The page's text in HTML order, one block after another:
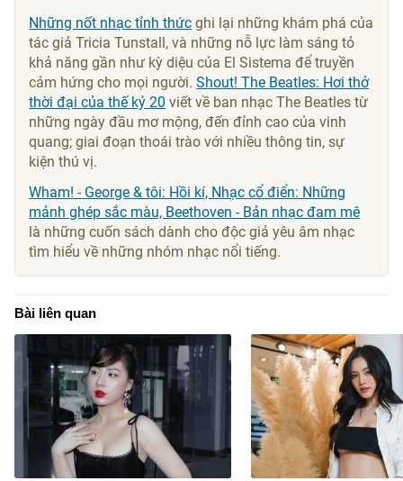
Những nốt nhạc tỉnh thức ghi lại những khám phá của
tác giả Tricia Tunstall, và những nỗ lực làm sáng tỏ
khả năng gần như kỳ diệu của El Sistema để truyền
cảm hứng cho mọi người.Shout! The Beatles: Hơi thở
thời đại của thế kỷ 20 viết về ban nhạc The Beatles từ
những ngày đầu mơ mộng, đến đỉnh cao của vinh
quang; giai đoạn thoái trào với nhiều thông tin, sự
kiện thú vị.
Wham! - George & tôi: Hồi kí, Nhạc cổ điển: Những
mảnh ghép sắc màu, Beethoven - Bản nhạc đam mê
là những cuốn sách dành cho độc giả yêu âm nhạc
tìm hiểu về những nhóm nhạc nổi tiếng.
Bài liên quan